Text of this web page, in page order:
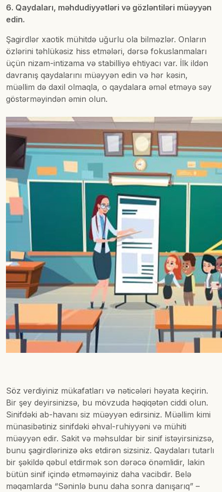
6. Qaydaları, məhdudiyyətləri və gözləntiləri müəyyən
edin.
Şagirdlər xaotik mühitdə uğurlu ola bilməzlər. Onların
özlərini təhlükəsiz hiss etmələri, dərsə fokuslanmaları
üçün nizam-intizama və stabilliyə ehtiyacı var. İlk ildən
davranış qaydalarını müəyyən edin və hər kəsin,
müəllim də daxil olmaqla, o qaydalara əməl etməyə səy
göstərməyindən əmin olun.
Söz verdiyiniz mükafatları və nəticələri həyata keçirin.
Bir şey deyirsinizsə, bu mövzuda həqiqətən ciddi olun.
Sinifdəki ab-havanı siz müəyyən edirsiniz. Müəllim kimi
münasibətiniz sinifdəki əhval-ruhiyyəni və mühiti
müəyyən edir. Sakit və məhsuldar bir sinif istəyirsinizsə,
bunu şagirdlərinizə əks etdirən sizsiniz. Qaydaları tutarlı
bir şəkildə qəbul etdirmək son dərəcə önəmlidir, lakin
bütün sinif içində etməməyiniz daha vacibdir. Belə
məqamlarda “Səninlə bunu daha sonra danışarıq” –